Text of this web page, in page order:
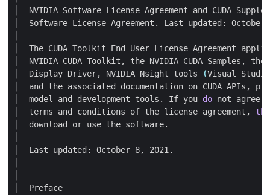
│  Software License Agreement. Last updated:
│  Display Driver, NVIDIA Nsight tools (Visual
│  model and development tools. If you do
│  terms and conditions of the license agreement,